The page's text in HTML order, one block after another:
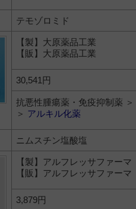
テモゾロミド
【製】大原薬品工業
【販】大原薬品工業
30,541円
抗悪性腫瘍薬・免疫抑制薬 ＞
＞ アルキル化薬
ニムスチン塩酸塩
【製】アルフレッサファーマ
【販】アルフレッサファーマ
3,879円